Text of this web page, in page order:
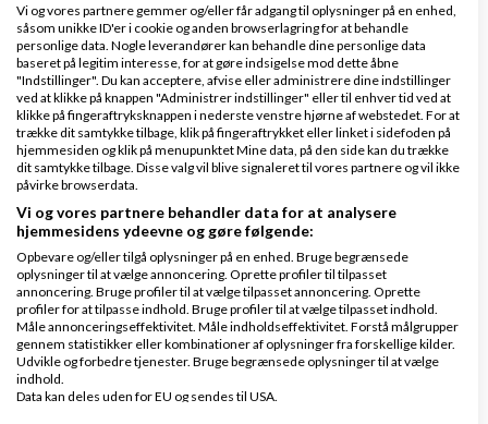
Næste problem er nok, at der ikke er nogen der
søger efter siden med dit navn.
Hvis du ikke er super skarp til SEO og ikke vil betale
dig fra det, så overvej måske Google Ads.
MagicwebSkrevet11-03-2025kl. 12:18
Vi og vores partnere gemmer og/eller får adgang til oplysninger på en enhed,
såsom unikke ID'er i cookie og anden browserlagring for at behandle
personlige data. Nogle leverandører kan behandle dine personlige data
baseret på legitim interesse, for at gøre indsigelse mod dette åbne
"Indstillinger". Du kan acceptere, afvise eller administrere dine indstillinger
ved at klikke på knappen "Administrer indstillinger" eller til enhver tid ved at
klikke på fingeraftryksknappen i nederste venstre hjørne af webstedet. For at
trække dit samtykke tilbage, klik på fingeraftrykket eller linket i sidefoden på
hjemmesiden og klik på menupunktet Mine data, på den side kan du trække
dit samtykke tilbage. Disse valg vil blive signaleret til vores partnere og vil ikke
påvirke browserdata.
Vi og vores partnere behandler data for at analysere
hjemmesidens ydeevne og gøre følgende:
Opbevare og/eller tilgå oplysninger på en enhed. Bruge begrænsede
oplysninger til at vælge annoncering. Oprette profiler til tilpasset
annoncering. Bruge profiler til at vælge tilpasset annoncering. Oprette
profiler for at tilpasse indhold. Bruge profiler til at vælge tilpasset indhold.
Måle annonceringseffektivitet. Måle indholdseffektivitet. Forstå målgrupper
gennem statistikker eller kombinationer af oplysninger fra forskellige kilder.
Udvikle og forbedre tjenester. Bruge begrænsede oplysninger til at vælge
indhold.
Data kan deles uden for EU og sendes til USA.